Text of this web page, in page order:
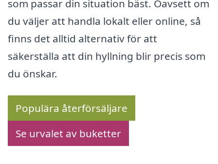
som passar din situation bäst. Oavsett om
du väljer att handla lokalt eller online, så
finns det alltid alternativ för att
säkerställa att din hyllning blir precis som
du önskar.
Populära återförsäljare
Se urvalet av buketter